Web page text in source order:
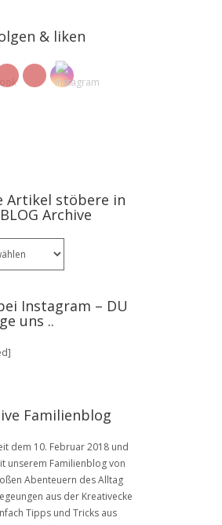
& liken
Artikel stöbere in
Archive
Instagram – DU
uns ..
Familienblog
dem 10. Februar 2018 und
unserem Familienblog von
Abenteuern des Alltag
aus der Kreativecke
Tipps und Tricks aus